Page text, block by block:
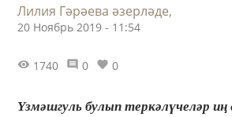
Лилия Гәрәева әзерләде,
20 Ноябрь 2019 - 11:54
1740 0 0
Үзмәшгуль булып теркәлүчеләр